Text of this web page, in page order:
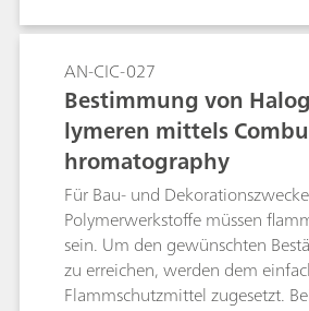
Einführung von Fluorid in das
vermeiden, wird Ezetimib vor der
in Ethanol gelöst.
AN-CIC-027
Bestimmung von
lymeren mittels
hromatography
Für Bau- und
Polymerwerkstoffe müssen
sein. Um den gewünschten
zu erreichen, werden dem
Flammschutzmittel zugesetzt.